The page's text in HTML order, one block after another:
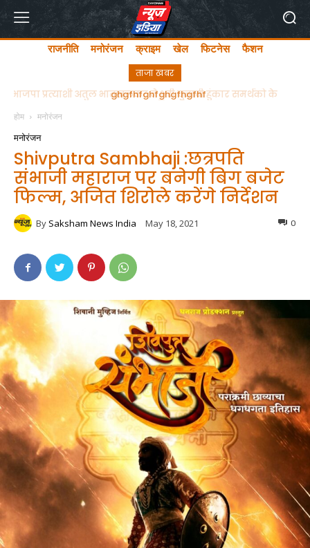
राजनीति मनोरंजन क्राइम खेल फिटनेस फैशन
ताजा खबर
ghgfhfghfghgfhgfhf
होम मनोरंजन
मनोरंजन
Shivputra Sambhaji :छत्रपति
संभाजी महाराज पर बनेगी बिग बजेट
फिल्म, अजित शिरोले करेंगे निर्देशन
By Saksham News India May 18, 2021 0